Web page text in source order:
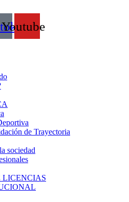
Youtube
de Trayectoria
sociedad
LICENCIAS